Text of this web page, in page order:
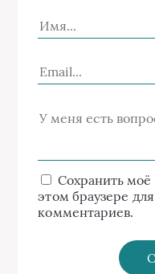
Сохранить моё
этом браузере
комментариев.